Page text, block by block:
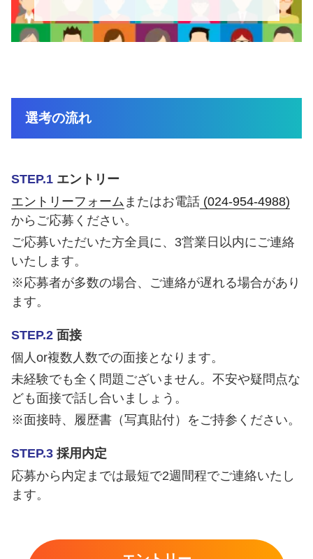
選考の流れ
STEP.1 エントリー
エントリーフォーム またはお電話 (024-954-4988)
からご応募ください。
ご応募いただいた方全員に、3営業日以内にご連絡
いたします。
※応募者が多数の場合、ご連絡が遅れる場合があり
ます。
STEP.2 面接
個人or複数人数での面接となります。
未経験でも全く問題ございません。不安や疑問点な
ども面接で話し合いましょう。
※面接時、履歴書（写真貼付）をご持参ください。
STEP.3 採用内定
応募から内定までは最短で2週間程でご連絡いたし
ます。